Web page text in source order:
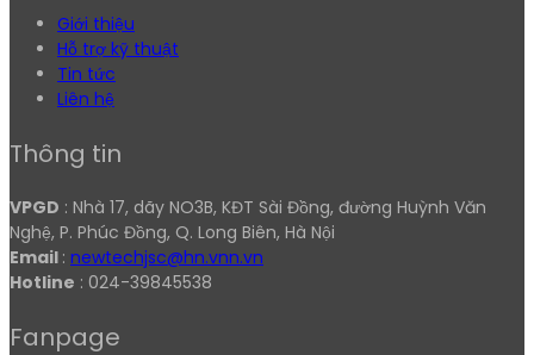
Giới thiệu
Hỗ trợ kỹ thuật
Tin tức
Liên hệ
Thông tin
VPGD : Nhà 17, dãy NO3B, KĐT Sài Đồng, đường Huỳnh Văn
Nghệ, P. Phúc Đồng, Q. Long Biên, Hà Nội
Email : newtechjsc@hn.vnn.vn
Hotline : 024-39845538
Fanpage